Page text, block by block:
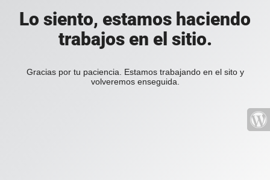
Lo siento, estamos haciendo
trabajos en el sitio.
Gracias por tu paciencia. Estamos trabajando en el sito y
volveremos enseguida.